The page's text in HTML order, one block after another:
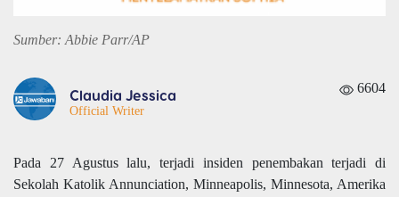
Sumber: Abbie Parr/AP
Claudia Jessica
Official Writer
6604
Pada 27 Agustus lalu, terjadi insiden penembakan terjadi di
Sekolah Katolik Annunciation, Minneapolis, Minnesota, Amerika